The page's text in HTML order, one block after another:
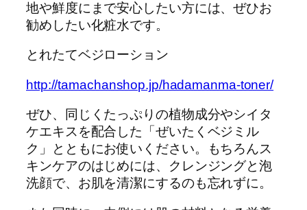
とれたてベジローション
http://tamachanshop.jp/hadamanma-toner/
ぜひ、同じくたっぷりの植物成分やシイタ
ケエキスを配合した「ぜいたくベジミル
ク」とともにお使いください。もちろんス
キンケアのはじめには、クレンジングと泡
洗顔で、お肌を清潔にするのも忘れずに。